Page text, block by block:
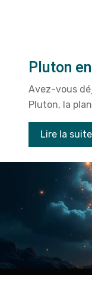
Pluton
Avez-vous
Pluton, la
Lire la suite